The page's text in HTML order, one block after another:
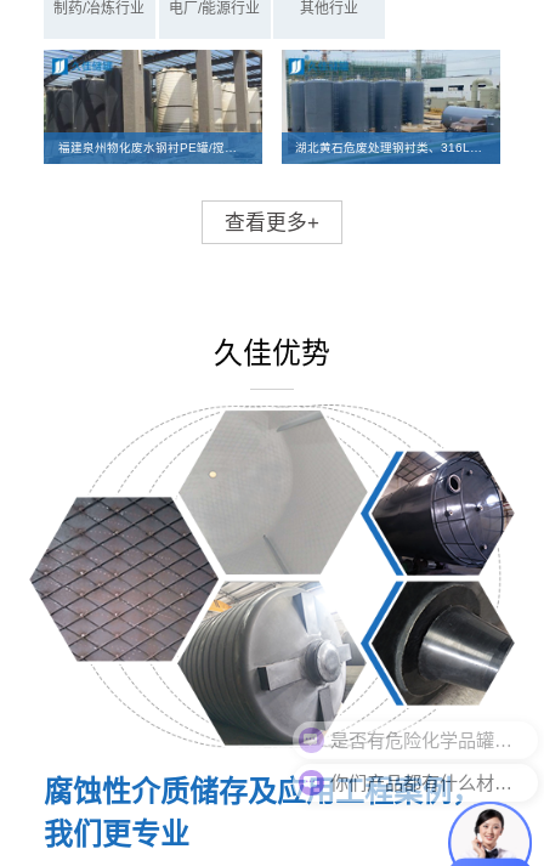
制药/冶炼行业 电厂/能源行业 其他行业
福建泉州物化废水钢衬PE罐/搅拌罐、PE罐项目案例 湖北黄石危废处理钢衬类、316L碳钢储罐及反应釜离子交换柱设备项目
查看更多+
久佳优势
腐蚀性介质储存及应用工程案例，
我们更专业